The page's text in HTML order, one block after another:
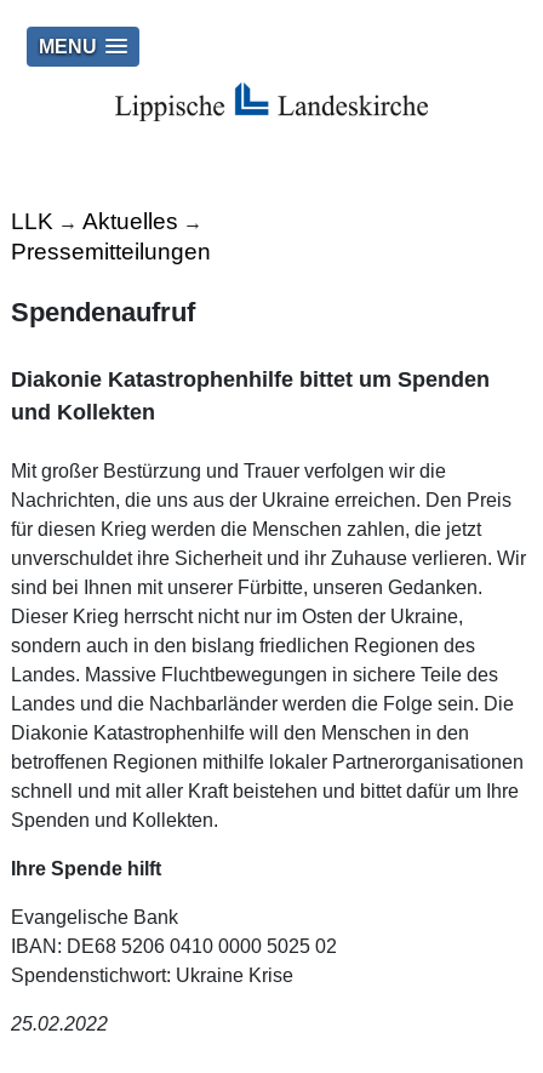
MENU
LLK → Aktuelles →
Pressemitteilungen
Spendenaufruf
Diakonie Katastrophenhilfe bittet um Spenden
und Kollekten
Mit großer Bestürzung und Trauer verfolgen wir die
Nachrichten, die uns aus der Ukraine erreichen. Den Preis
für diesen Krieg werden die Menschen zahlen, die jetzt
unverschuldet ihre Sicherheit und ihr Zuhause verlieren. Wir
sind bei Ihnen mit unserer Fürbitte, unseren Gedanken.
Dieser Krieg herrscht nicht nur im Osten der Ukraine,
sondern auch in den bislang friedlichen Regionen des
Landes. Massive Fluchtbewegungen in sichere Teile des
Landes und die Nachbarländer werden die Folge sein. Die
Diakonie Katastrophenhilfe will den Menschen in den
betroffenen Regionen mithilfe lokaler Partnerorganisationen
schnell und mit aller Kraft beistehen und bittet dafür um Ihre
Spenden und Kollekten.
Ihre Spende hilft
Evangelische Bank
IBAN: DE68 5206 0410 0000 5025 02
Spendenstichwort: Ukraine Krise
25.02.2022